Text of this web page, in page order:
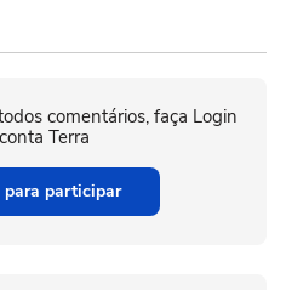
comentários, faça Login
Terra
para participar